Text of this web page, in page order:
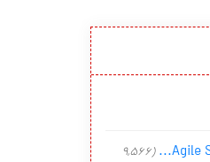
(9,566